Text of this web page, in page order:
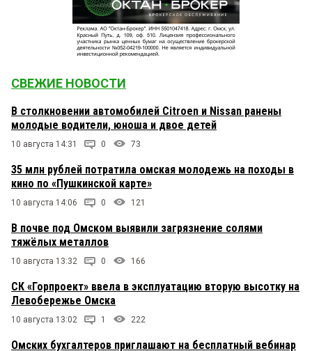
СВЕЖИЕ НОВОСТИ
В столкновении автомобилей Citroen и Nissan ранены
молодые водители, юноша и двое детей
10 августа 14:31 0 73
35 млн рублей потратила омская молодежь на походы в
кино по «Пушкинской карте»
10 августа 14:06 0 121
В почве под Омском выявили загрязнение солями
тяжёлых металлов
10 августа 13:32 0 166
СК «Горпроект» ввела в эксплуатацию вторую высотку на
Левобережье Омска
10 августа 13:02 1 222
Омских бухгалтеров приглашают на бесплатный вебинар